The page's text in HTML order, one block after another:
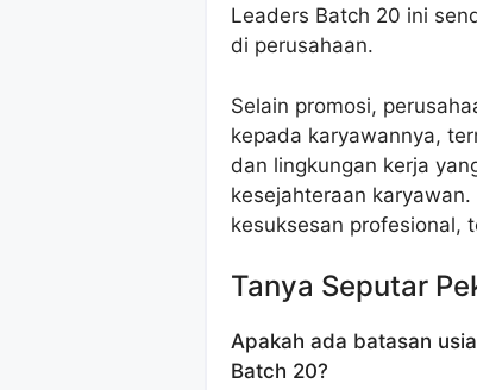
Leaders Batch 20 ini
di perusahaan.
Selain promosi,
kepada karyawannya,
dan lingkungan kerja
kesejahteraan
kesuksesan profesional,
Tanya Seputar
Apakah ada batasan
Batch 20?